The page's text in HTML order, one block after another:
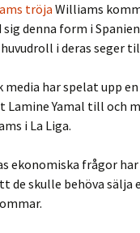
tröjaWilliams
denna form i
i deras seger
media har spelat upp
Lamine Yamal till och
i La Liga.
ekonomiska frågor
de skulle behöva sälja